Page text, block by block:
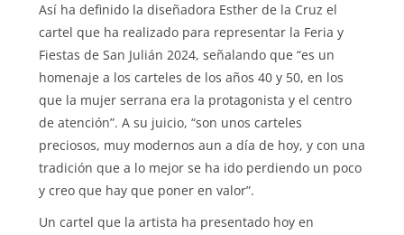
Así ha definido la diseñadora Esther de la Cruz el
cartel que ha realizado para representar la Feria y
Fiestas de San Julián 2024, señalando que “es un
homenaje a los carteles de los años 40 y 50, en los
que la mujer serrana era la protagonista y el centro
de atención”. A su juicio, “son unos carteles
preciosos, muy modernos aun a día de hoy, y con una
tradición que a lo mejor se ha ido perdiendo un poco
y creo que hay que poner en valor”.
Un cartel que la artista ha presentado hoy en